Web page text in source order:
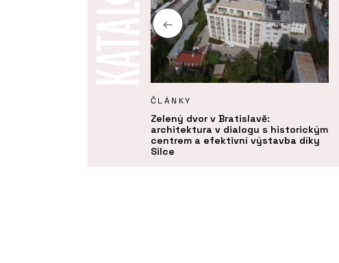
ČLÁNKY
Zelený dvor v Bratislavě:
architektura v dialogu s historickým
centrem a efektivní výstavba díky
Silce